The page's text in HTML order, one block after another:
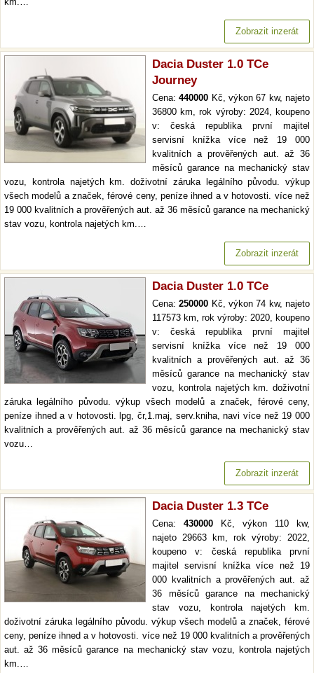
Zobrazit inzerát
Dacia Duster 1.0 TCe
Journey
Cena:440000 Kč, výkon 67 kw, najeto
36800 km, rok výroby: 2024, koupeno
v: česká republika první majitel
servisní knížka více než 19 000
kvalitních a prověřených aut. až 36
měsíců garance na mechanický stav
vozu, kontrola najetých km. doživotní záruka legálního původu. výkup
všech modelů a značek, férové ceny, peníze ihned a v hotovosti. více než
19 000 kvalitních a prověřených aut. až 36 měsíců garance na mechanický
stav vozu, kontrola najetých km.…
Zobrazit inzerát
Dacia Duster 1.0 TCe
Cena:250000 Kč, výkon 74 kw, najeto
117573 km, rok výroby: 2020, koupeno
v: česká republika první majitel
servisní knížka více než 19 000
kvalitních a prověřených aut. až 36
měsíců garance na mechanický stav
vozu, kontrola najetých km. doživotní
záruka legálního původu. výkup všech modelů a značek, férové ceny,
peníze ihned a v hotovosti. lpg, čr,1.maj, serv.kniha, navi více než 19 000
kvalitních a prověřených aut. až 36 měsíců garance na mechanický stav
vozu…
Zobrazit inzerát
Dacia Duster 1.3 TCe
Cena: 430000 Kč, výkon 110 kw,
najeto 29663 km, rok výroby: 2022,
koupeno v: česká republika první
majitel servisní knížka více než 19
000 kvalitních a prověřených aut. až
36 měsíců garance na mechanický
stav vozu, kontrola najetých km.
doživotní záruka legálního původu. výkup všech modelů a značek, férové
ceny, peníze ihned a v hotovosti. více než 19 000 kvalitních a prověřených
aut. až 36 měsíců garance na mechanický stav vozu, kontrola najetých
km.…